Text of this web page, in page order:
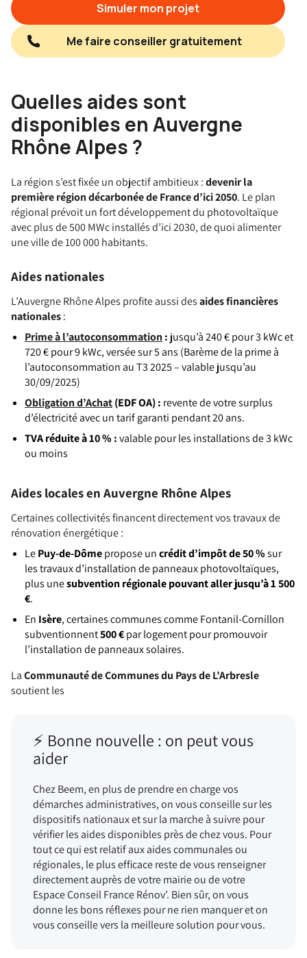
Simuler mon projet
Me faire conseiller gratuitement
Quelles aides sont
disponibles en Auvergne
Rhône Alpes ?
La région s’est fixée un objectif ambitieux :devenir la
première région décarbonée de France d’ici 2050. Le plan
régional prévoit un fort développement du photovoltaïque
avec plus de 500 MWc installés d’ici 2030, de quoi alimenter
une ville de 100 000 habitants.
Aides nationales
L’Auvergne Rhône Alpes profite aussi desaides financières
nationales:
Prime à l’autoconsommation : jusqu’à 240 € pour 3 kWc et
720 € pour 9 kWc, versée sur 5 ans (Barème de la prime à
l’autoconsommation au T3 2025 – valable jusqu’au
30/09/2025)
Obligation d’Achat(EDF OA) : revente de votre surplus
d’électricité avec un tarif garanti pendant 20 ans.
TVA réduite à 10 % :valable pour les installations de 3 kWc
ou moins
Aides locales en Auvergne Rhône Alpes
Certaines collectivités financent directement vos travaux de
rénovation énergétique :
LePuy-de-Dômepropose uncrédit d’impôt de 50 %sur
les travaux d’installation de panneaux photovoltaïques,
plus unesubvention régionale pouvant aller jusqu’à 1 500
€.
En Isère, certaines communes comme Fontanil-Cornillon
subventionnent500 €par logement pour promouvoir
l’installation de panneaux solaires.
LaCommunauté de Communes du Pays de L’Arbresle
soutient les
⚡ Bonne nouvelle : on peut vous
aider
Chez Beem, en plus de prendre en charge vos
démarches administratives, on vous conseille sur les
dispositifs nationaux et sur la marche à suivre pour
vérifier les aides disponibles près de chez vous. Pour
tout ce qui est relatif aux aides communales ou
régionales, le plus efficace reste de vous renseigner
directement auprès de votre mairie ou de votre
Espace Conseil France Rénov’. Bien sûr, on vous
donne les bons réflexes pour ne rien manquer et on
vous conseille vers la meilleure solution pour vous.